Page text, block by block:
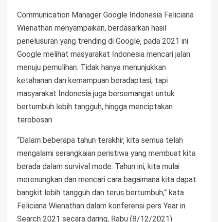
Communication Manager Google Indonesia Feliciana
Wienathan menyampaikan, berdasarkan hasil
penelusuran yang trending di Google, pada 2021 ini
Google melihat masyarakat Indonesia mencari jalan
menuju pemulihan. Tidak hanya menunjukkan
ketahanan dan kemampuan beradaptasi, tapi
masyarakat Indonesia juga bersemangat untuk
bertumbuh lebih tangguh, hingga menciptakan
terobosan
“Dalam beberapa tahun terakhir, kita semua telah
mengalami serangkaian peristiwa yang membuat kita
berada dalam survival mode. Tahun ini, kita mulai
merenungkan dan mencari cara bagaimana kita dapat
bangkit lebih tangguh dan terus bertumbuh,” kata
Feliciana Wienathan dalam konferensi pers Year in
Search 2021 secara daring, Rabu (8/12/2021).